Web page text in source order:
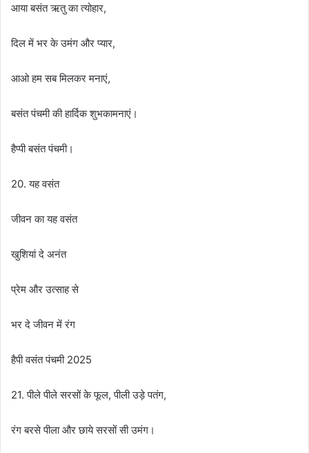
आया बसंत ऋतु का त्योहार,
दिल में भर के उमंग और प्यार,
आओ हम सब मिलकर मनाएं,
बसंत पंचमी की हार्दिक शुभकामनाएं।
हैप्पी बसंत पंचमी।
20. यह वसंत
जीवन का यह वसंत
खुशियां दे अनंत
प्रेम और उत्साह से
भर दे जीवन में रंग
हैपी वसंत पंचमी 2025
21. पीले पीले सरसों के फूल, पीली उड़े पतंग,
रंग बरसे पीला और छाये सरसों सी उमंग।